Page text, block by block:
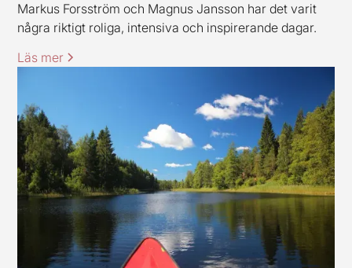
Markus Forsström och Magnus Jansson har det varit
några riktigt roliga, intensiva och inspirerande dagar.
Läs mer